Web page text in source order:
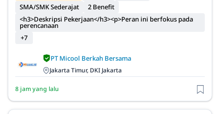
SMA/SMK Sederajat
2 Benefit
<h3>Deskripsi Pekerjaan</h3><p>Peran ini berfokus pada
perencanaan
+7
PT Micool Berkah Bersama
Jakarta Timur, DKI Jakarta
8 jam yang lalu